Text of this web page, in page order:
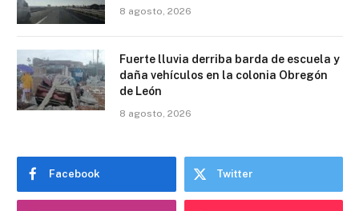
8 agosto, 2026
Fuerte lluvia derriba barda de escuela y
daña vehículos en la colonia Obregón
de León
8 agosto, 2026
Facebook Twitter